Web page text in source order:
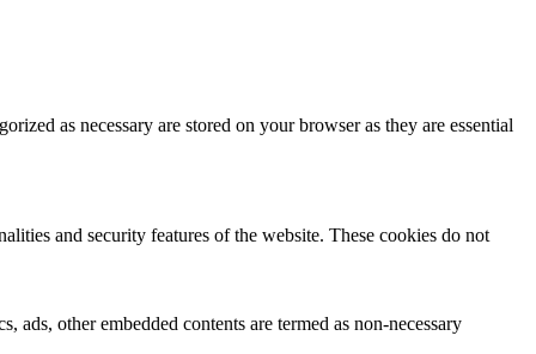
as necessary are stored on your browser as they are essential
and security features of the website. These cookies do not
other embedded contents are termed as non-necessary